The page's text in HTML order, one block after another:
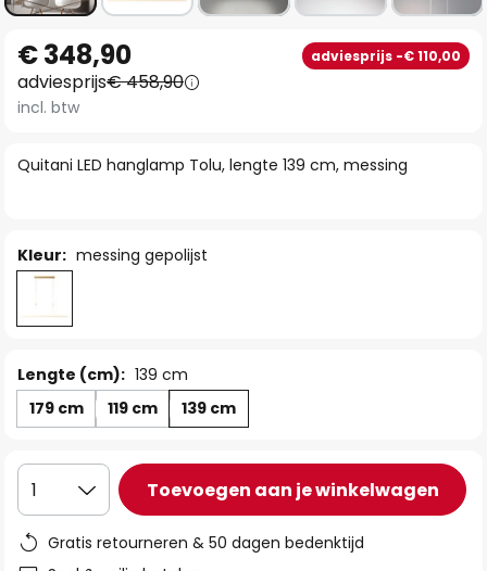
naar
het
begin
de
Quitani LED hanglamp Tolu, lengte 139 cm, messing
€ 348,90 adviesprijs -€ 110,00
adviesprijs€ 458,90
incl. btw
Kleur: messing gepolijst
Lengte (cm): 139 cm
179 cm
119 cm 139 cm
1 Toevoegen aan je winkelwagen
Gratis retourneren & 50 dagen bedenktijd